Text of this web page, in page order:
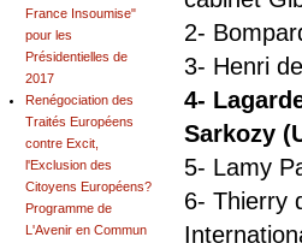
2-
3- Henri
4-
Sarkozy
5- Lamy
6- Thierry
France Insoumise"
pour les
Présidentielles de
2017
Renégociation des
Traités Européens
contre Excit,
l'Exclusion des
Citoyens Européens?
Programme de
L'Avenir en Commun